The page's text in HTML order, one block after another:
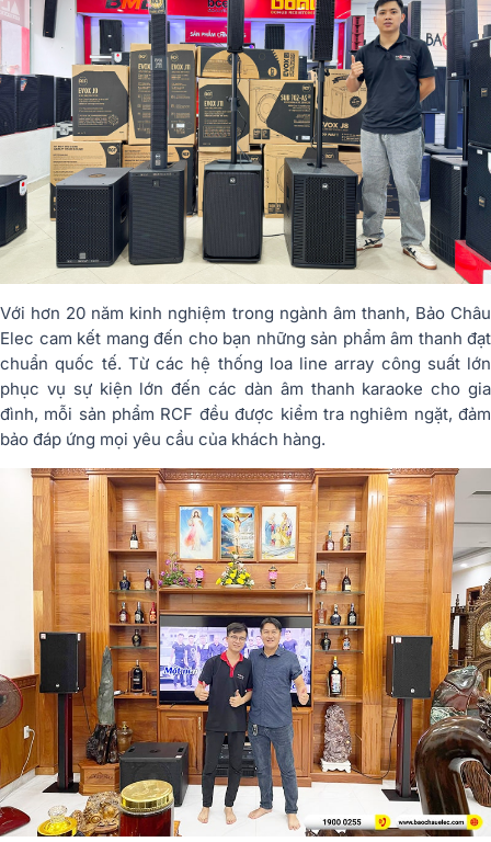
Với hơn 20 năm kinh nghiệm trong ngành âm thanh, Bảo Châu
Elec cam kết mang đến cho bạn những sản phẩm âm thanh đạt
chuẩn quốc tế. Từ các hệ thống loa line array công suất lớn
phục vụ sự kiện lớn đến các dàn âm thanh karaoke cho gia
đình, mỗi sản phẩm RCF đều được kiểm tra nghiêm ngặt, đảm
bảo đáp ứng mọi yêu cầu của khách hàng.